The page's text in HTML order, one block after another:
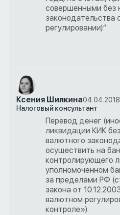
совершенными без
законодательства
регулировании)”
Ксения Шилкина04.04.2018
Налоговый консультант
Перевод денег
ликвидации КИК
валютного
осуществить на
контролирующего
уполномоченном
за пределами РФ
закона от
валютном
контроле»).